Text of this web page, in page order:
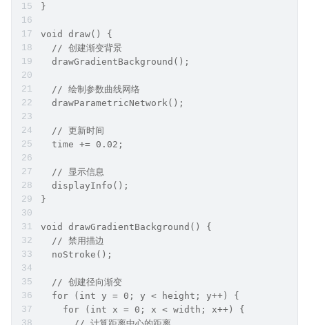
}
void draw() {
  // 创建渐变背景
  drawGradientBackground();
  // 绘制参数曲线网络
  drawParametricNetwork();
  // 更新时间
  time += 0.02;
  // 显示信息
  displayInfo();
}
void drawGradientBackground() {
  // 禁用描边
  noStroke();
  // 创建径向渐变
  for (int y = 0; y < height; y++) {
    for (int x = 0; x < width; x++) {